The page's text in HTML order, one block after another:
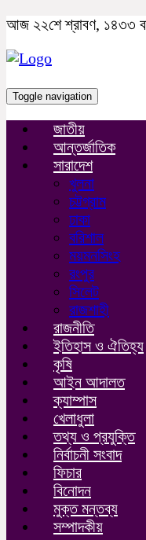
আজ ২২শে শ্রাবণ, ১৪৩৩
Toggle navigation
জাতীয়
আন্তর্জাতিক
সারাদেশ
খুলনা
চট্টগ্রাম
ঢাকা
বরিশাল
ময়মনসিংহ
রংপুর
সিলেট
রাজশাহী
রাজনীতি
ইতিহাস ও ঐতিহ্য
কৃষি
আইন আদালত
ক্যাম্পাস
খেলাধুলা
তথ্য ও প্রযুক্তি
নির্বাচনী সংবাদ
ফিচার
বিনোদন
মুক্ত মন্তব্য
সম্পাদকীয়